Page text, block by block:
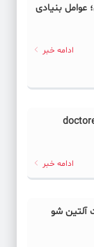
عوامل بنیادی
ادامه خبر
ادامه خبر
شو